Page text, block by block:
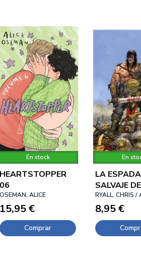
En stock
HEARTSTOPPER
06
OSEMAN, ALICE
15,95 €
Comprar
En
LA ESPADA
SALVAJE DE
CONAN, 12
RYALL, CHRIS /
8,95 €